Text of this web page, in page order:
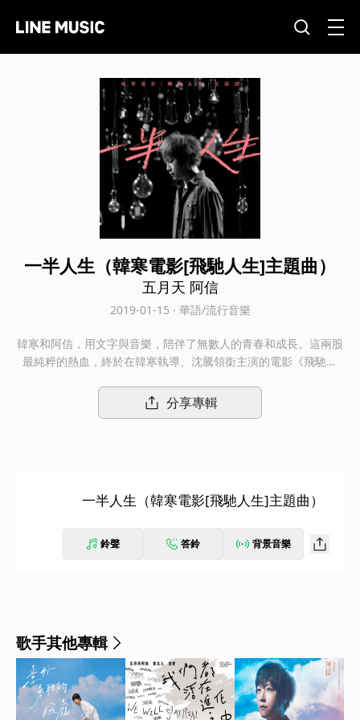
一半人生（韓寒電影[飛馳人生]主題曲）
五月天 阿信
2019-01-15 · 華語/流行音樂
韓寒和阿信，用文字與音樂，陪伴了無數人的青春和成長。這兩股
最純粹的熱血，終於在韓寒執導、沈騰領銜主演的電影《飛馳人
半人生》由韓寒作詞，阿信作曲並演唱，用最真摯細膩的文字和旋
律，唱盡每一段浮浮沉沉的人生中，那份無奈和挫敗、不甘和堅
分享專輯
一半人生（韓寒電影[飛馳人生]主題曲）
鈴聲 答鈴 背景音樂
歌手其他專輯